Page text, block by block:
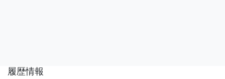
履歴情報